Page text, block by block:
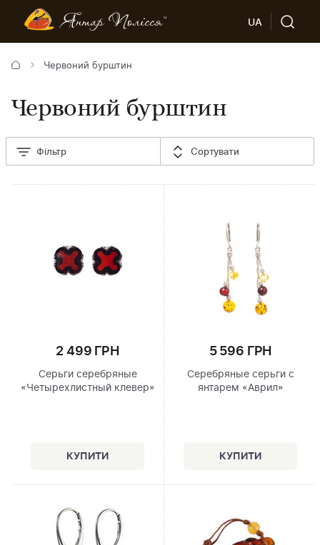
UA
Червоний бурштин
Червоний бурштин
Фільтр Сортувати
2 499 ГРН
Серьги серебряные
«Четырехлистный клевер»
5 596 ГРН
Серебряные серьги с
янтарем «Аврил»